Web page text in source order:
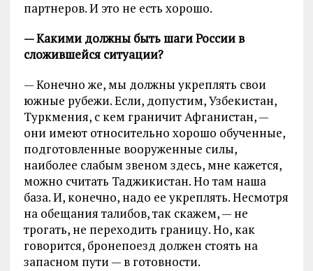
партнеров. И это не есть хорошо.
— Какими должны быть шаги России в
сложившейся ситуации?
— Конечно же, мы должны укреплять свои
южные рубежи. Если, допустим, Узбекистан,
Туркмения, с кем граничит Афганистан, —
они имеют относительно хорошо обученные,
подготовленные вооруженные силы,
наиболее слабым звеном здесь, мне кажется,
можно считать Таджикистан. Но там наша
база. И, конечно, надо ее укреплять. Несмотря
на обещания талибов, так скажем, — не
трогать, не переходить границу. Но, как
говорится, бронепоезд должен стоять на
запасном пути — в готовности.